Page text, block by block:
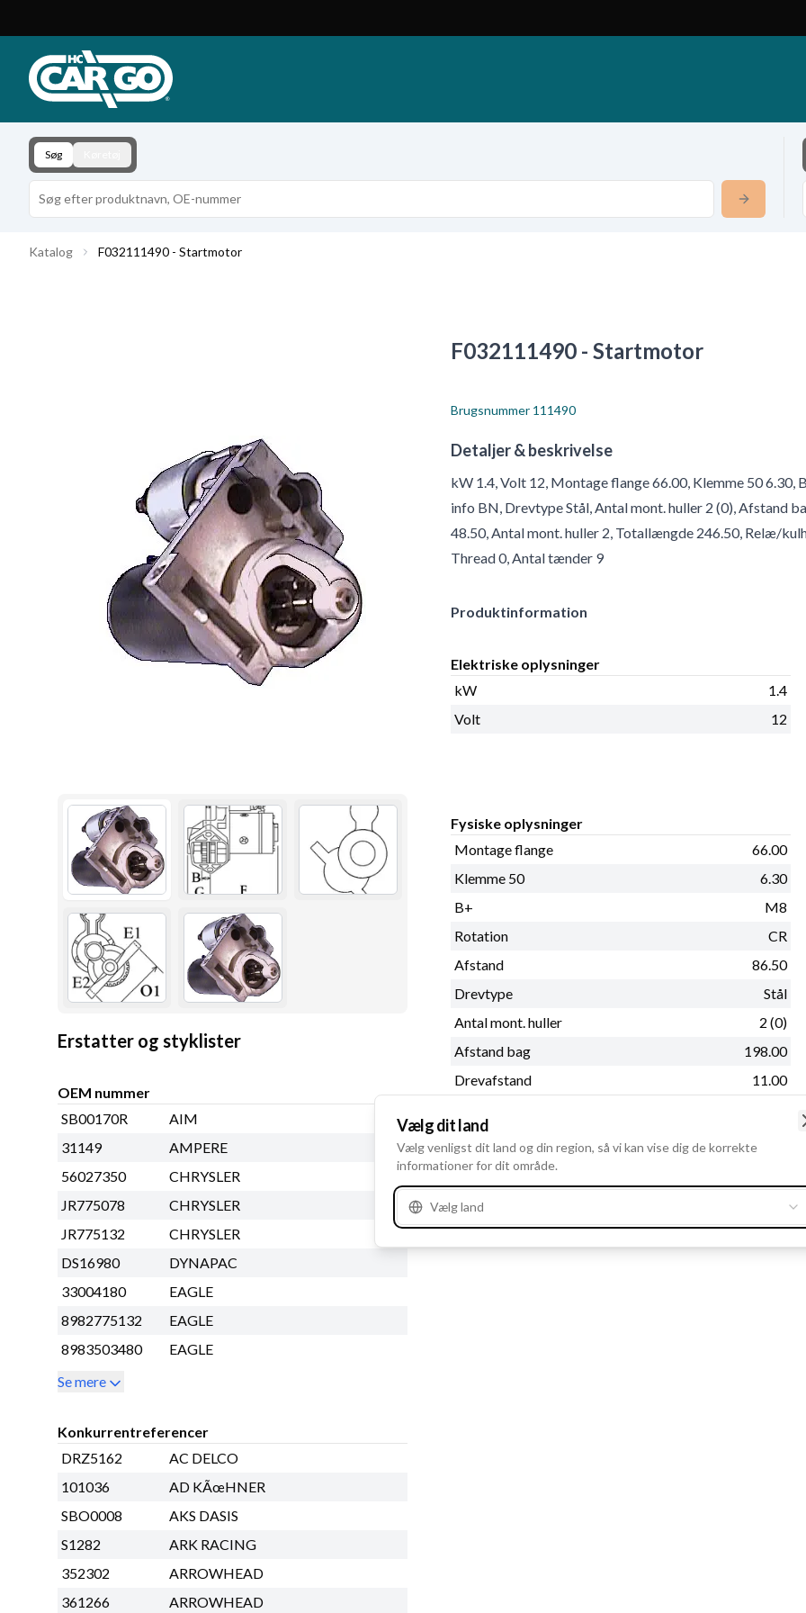
Download
Kontakt
Søg
Katalog F032111490 - Startmotor
Erstatter og styklister
OEM nummer
SB00170R
AIM
31149
AMPERE
56027350
CHRYSLER
JR775078
CHRYSLER
JR775132
CHRYSLER
DS16980
DYNAPAC
33004180
EAGLE
8982775132
EAGLE
8983503480
EAGLE
Se mere
Konkurrentreferencer
DRZ5162
AC DELCO
101036
AD KÃœHNER
SBO0008
AKS DASIS
S1282
ARK RACING
352302
ARROWHEAD
361266
ARROWHEAD
F032111490 - Startmotor
Brugsnummer 111490
Detaljer & beskrivelse
kW 1.4, Volt 12, Montage flange 66.00, Klemme 50
info BN, Drevtype Stål, Antal mont. huller 2 (0), Afstand
48.50, Antal mont. huller 2, Totallængde 246.50, Relæ/
Thread 0, Antal tænder 9
Produktinformation
Elektriske oplysninger
kW
1.4
Volt
12
Fysiske oplysninger
Montage flange
66.00
Klemme 50
6.30
B+
M8
Rotation
CR
Afstand
86.50
Drevtype
Stål
Antal mont. huller
2 (0)
Afstand bag
198.00
Drevafstand
11.00
Vælg dit land
Vælg venligst dit land og din region, så vi kan vise dig de korrekte
informationer for dit område.
Vælg land